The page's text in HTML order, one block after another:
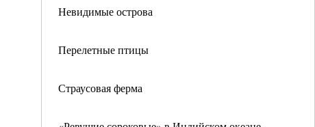
Невидимые острова
Перелетные птицы
Страусовая ферма